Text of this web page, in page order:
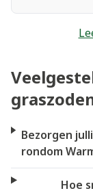
Bezorgen
rondom
Hoe